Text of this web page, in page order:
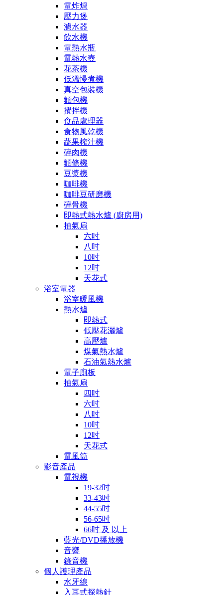
電炸煱
壓力煲
濾水器
飲水機
電熱水瓶
電熱水壺
花茶機
低溫慢煮機
真空包裝機
麵包機
攪拌機
食品處理器
食物風乾機
蔬果榨汁機
碎肉機
麵條機
豆漿機
咖啡機
咖啡豆研磨機
碎骨機
即熱式熱水爐 (廚房用)
抽氣扇
六吋
八吋
10吋
12吋
天花式
浴室電器
浴室暖風機
熱水爐
即熱式
低壓花灑爐
高壓爐
煤氣熱水爐
石油氣熱水爐
電子廁板
抽氣扇
四吋
六吋
八吋
10吋
12吋
天花式
電風筒
影音產品
電視機
19-32吋
33-43吋
44-55吋
56-65吋
66吋 及 以上
藍光/DVD播放機
音響
錄音機
個人護理產品
水牙線
入耳式探熱針